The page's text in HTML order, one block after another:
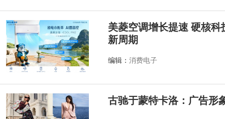
美菱空调增长提速 硬核
新周期
编辑： 消费电子
古驰于蒙特卡洛：广告形